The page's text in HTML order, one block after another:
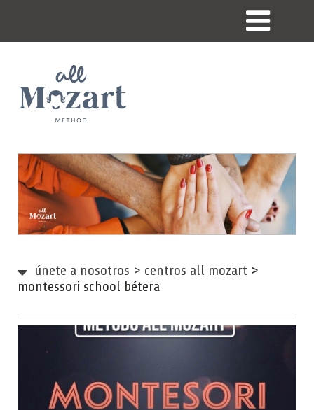
únete a nosotros > centros all mozart >
montessori school bétera